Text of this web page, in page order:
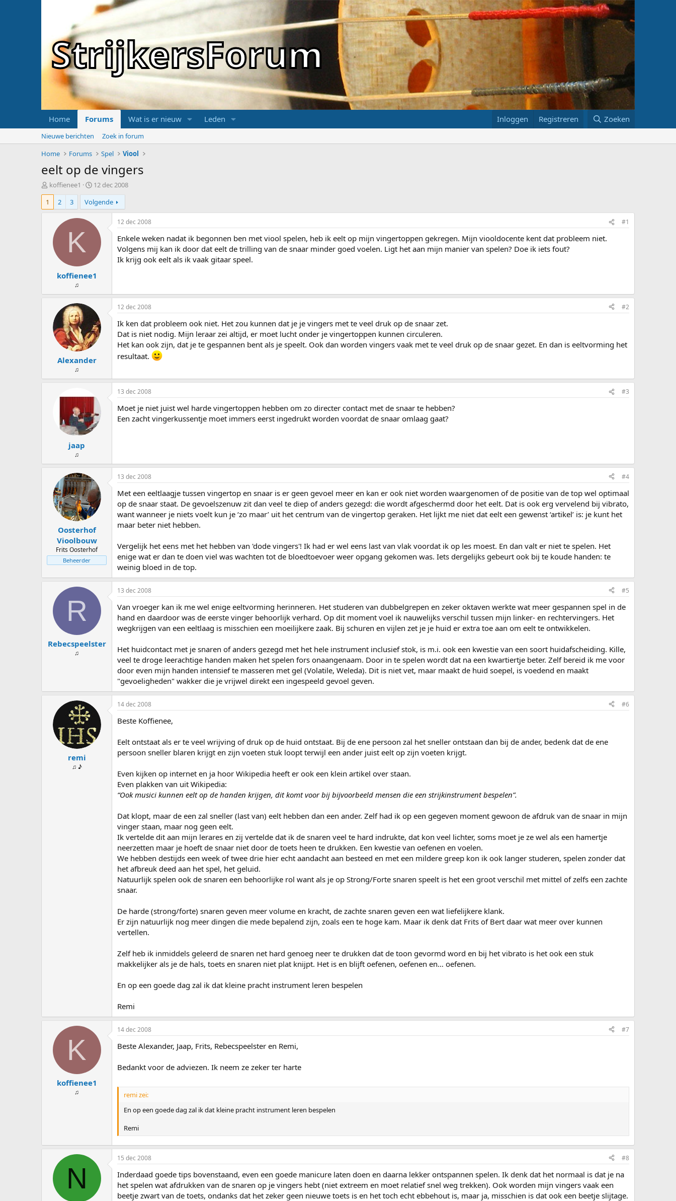
StrijkersForum
Home Forums Wat is er nieuw Leden Inloggen Registreren Zoeken
Nieuwe berichten
Zoek in forum
Home
Forums Spel Viool
eelt op de vingers
T
o
i
koffienee1
S
t
a
r
d
u
12 dec 2008
1
2 3 Volgende
K
koffienee1
♫
12 dec 2008 #1
Enkele weken nadat ik begonnen ben met viool spelen, heb ik eelt op mijn vingertoppen gekregen. Mijn viooldocente kent dat probleem niet.
Volgens mij kan ik door dat eelt de trilling van de snaar minder goed voelen. Ligt het aan mijn manier van spelen? Doe ik iets fout?
Ik krijg ook eelt als ik vaak gitaar speel.
Alexander
♫
12 dec 2008 #2
Ik ken dat probleem ook niet. Het zou kunnen dat je je vingers met te veel druk op de snaar zet.
Dat is niet nodig. Mijn leraar zei altijd, er moet lucht onder je vingertoppen kunnen circuleren.
Het kan ook zijn, dat je te gespannen bent als je speelt. Ook dan worden vingers vaak met te veel druk op de snaar gezet. En dan is eeltvorming het
resultaat.
jaap
♫
13 dec 2008 #3
Moet je niet juist wel harde vingertoppen hebben om zo directer contact met de snaar te hebben?
Een zacht vingerkussentje moet immers eerst ingedrukt worden voordat de snaar omlaag gaat?
Oosterhof
Vioolbouw
Frits Oosterhof
Beheerder
13 dec 2008 #4
Met een eeltlaagje tussen vingertop en snaar is er geen gevoel meer en kan er ook niet worden waargenomen of de positie van de top wel optimaal
op de snaar staat. De gevoelszenuw zit dan veel te diep of anders gezegd: die wordt afgeschermd door het eelt. Dat is ook erg vervelend bij vibrato,
want wanneer je niets voelt kun je ‘zo maar’ uit het centrum van de vingertop geraken. Het lijkt me niet dat eelt een gewenst ‘artikel’ is: je kunt het
maar beter niet hebben.
Vergelijk het eens met het hebben van 'dode vingers'! Ik had er wel eens last van vlak voordat ik op les moest. En dan valt er niet te spelen. Het
enige wat er dan te doen viel was wachten tot de bloedtoevoer weer opgang gekomen was. Iets dergelijks gebeurt ook bij te koude handen: te
weinig bloed in de top.
R
Rebecspeelster
♫
13 dec 2008 #5
Van vroeger kan ik me wel enige eeltvorming herinneren. Het studeren van dubbelgrepen en zeker oktaven werkte wat meer gespannen spel in de
hand en daardoor was de eerste vinger behoorlijk verhard. Op dit moment voel ik nauwelijks verschil tussen mijn linker- en rechtervingers. Het
wegkrijgen van een eeltlaag is misschien een moeilijkere zaak. Bij schuren en vijlen zet je je huid er extra toe aan om eelt te ontwikkelen.
Het huidcontact met je snaren of anders gezegd met het hele instrument inclusief stok, is m.i. ook een kwestie van een soort huidafscheiding. Kille,
veel te droge leerachtige handen maken het spelen fors onaangenaam. Door in te spelen wordt dat na een kwartiertje beter. Zelf bereid ik me voor
door even mijn handen intensief te masseren met gel (Volatile, Weleda). Dit is niet vet, maar maakt de huid soepel, is voedend en maakt
"gevoeligheden" wakker die je vrijwel direkt een ingespeeld gevoel geven.
remi
♫ ♪
14 dec 2008 #6
Beste Koffienee,
Eelt ontstaat als er te veel wrijving of druk op de huid ontstaat. Bij de ene persoon zal het sneller ontstaan dan bij de ander, bedenk dat de ene
persoon sneller blaren krijgt en zijn voeten stuk loopt terwijl een ander juist eelt op zijn voeten krijgt.
Even kijken op internet en ja hoor Wikipedia heeft er ook een klein artikel over staan.
Even plakken van uit Wikipedia:
“Ook musici kunnen eelt op de handen krijgen, dit komt voor bij bijvoorbeeld mensen die een strijkinstrument bespelen”.
Dat klopt, maar de een zal sneller (last van) eelt hebben dan een ander. Zelf had ik op een gegeven moment gewoon de afdruk van de snaar in mijn
vinger staan, maar nog geen eelt.
Ik vertelde dit aan mijn lerares en zij vertelde dat ik de snaren veel te hard indrukte, dat kon veel lichter, soms moet je ze wel als een hamertje
neerzetten maar je hoeft de snaar niet door de toets heen te drukken. Een kwestie van oefenen en voelen.
We hebben destijds een week of twee drie hier echt aandacht aan besteed en met een mildere greep kon ik ook langer studeren, spelen zonder dat
het afbreuk deed aan het spel, het geluid.
Natuurlijk spelen ook de snaren een behoorlijke rol want als je op Strong/Forte snaren speelt is het een groot verschil met mittel of zelfs een zachte
snaar.
De harde (strong/forte) snaren geven meer volume en kracht, de zachte snaren geven een wat liefelijkere klank.
Er zijn natuurlijk nog meer dingen die mede bepalend zijn, zoals een te hoge kam. Maar ik denk dat Frits of Bert daar wat meer over kunnen
vertellen.
Zelf heb ik inmiddels geleerd de snaren net hard genoeg neer te drukken dat de toon gevormd word en bij het vibrato is het ook een stuk
makkelijker als je de hals, toets en snaren niet plat knijpt. Het is en blijft oefenen, oefenen en… oefenen.
En op een goede dag zal ik dat kleine pracht instrument leren bespelen
Remi
K
koffienee1
♫
14 dec 2008 #7
Beste Alexander, Jaap, Frits, Rebecspeelster en Remi,
Bedankt voor de adviezen. Ik neem ze zeker ter harte
remi zei:
En op een goede dag zal ik dat kleine pracht instrument leren bespelen
Remi
N
15 dec 2008 #8
Inderdaad goede tips bovenstaand, even een goede manicure laten doen en daarna lekker ontspannen spelen. Ik denk dat het normaal is dat je na
het spelen wat afdrukken van de snaren op je vingers hebt (niet extreem en moet relatief snel weg trekken). Ook worden mijn vingers vaak een
beetje zwart van de toets, ondanks dat het zeker geen nieuwe toets is en het toch echt ebbehout is, maar ja, misschien is dat ook een beetje slijtage.